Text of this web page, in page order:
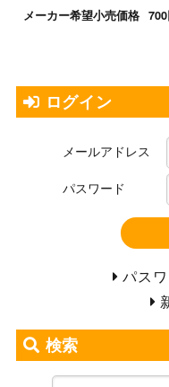
メーカー希望小売価格
ログイン
メールアドレス
パスワード
パス
検索